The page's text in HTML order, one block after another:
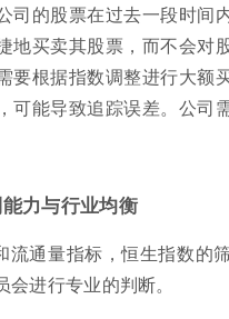
司的股票在过去一段时间
地买卖其股票，而不会对
要根据指数调整进行大
可能导致追踪误差。公
力与行业均衡
流通量指标，恒生指数的
进行专业的判断。